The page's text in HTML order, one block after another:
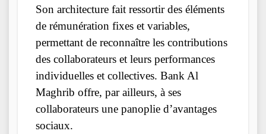
Son architecture fait ressortir des éléments
de rémunération fixes et variables,
permettant de reconnaître les contributions
des collaborateurs et leurs performances
individuelles et collectives. Bank Al
Maghrib offre, par ailleurs, à ses
collaborateurs une panoplie d’avantages
sociaux.